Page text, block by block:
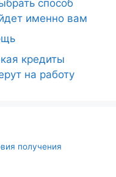
способ
именно вам
кредиты
на работу
получения